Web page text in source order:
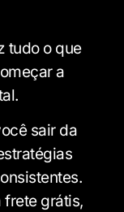
tudo o que
a
sair da
frete grátis,